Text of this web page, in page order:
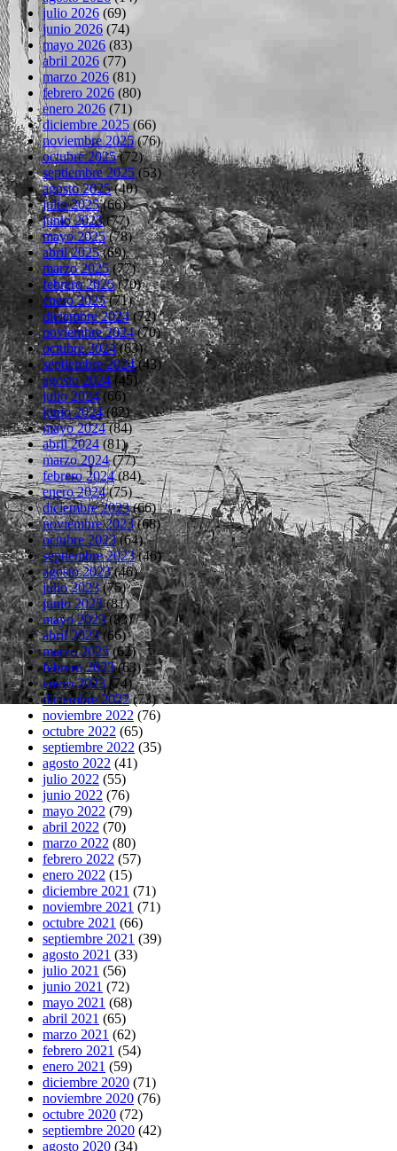
julio 2026 (69)
junio 2026 (74)
mayo 2026 (83)
abril 2026 (77)
marzo 2026 (81)
febrero 2026 (80)
enero 2026 (71)
diciembre 2025(66)
noviembre 2025(76)
octubre 2025(72)
septiembre 2025(53)
agosto 2025(40)
julio 2025(66)
junio 2025(77)
mayo 2025(78)
abril 2025(69)
marzo 2025(77)
febrero 2025(70)
enero 2025(71)
diciembre 2024(72)
noviembre 2024(70)
octubre 2024(63)
septiembre 2024(43)
agosto 2024(45)
julio 2024(66)
junio 2024(82)
mayo 2024(84)
abril 2024(81)
marzo 2024(77)
febrero 2024(84)
enero 2024(75)
diciembre 2023(66)
noviembre 2023(68)
octubre 2023(64)
septiembre 2023(46)
agosto 2023(46)
julio 2023(75)
junio 2023(81)
mayo 2023(83)
abril 2023(66)
marzo 2023(62)
febrero 2023(63)
enero 2023(74)
diciembre 2022(73)
noviembre 2022 (76)
octubre 2022 (65)
septiembre 2022 (35)
agosto 2022 (41)
julio 2022 (55)
junio 2022 (76)
mayo 2022 (79)
abril 2022 (70)
marzo 2022 (80)
febrero 2022 (57)
enero 2022 (15)
diciembre 2021 (71)
noviembre 2021 (71)
octubre 2021 (66)
septiembre 2021 (39)
agosto 2021 (33)
julio 2021 (56)
junio 2021 (72)
mayo 2021 (68)
abril 2021 (65)
marzo 2021 (62)
febrero 2021 (54)
enero 2021 (59)
diciembre 2020 (71)
noviembre 2020 (76)
octubre 2020 (72)
septiembre 2020 (42)
agosto 2020 (34)